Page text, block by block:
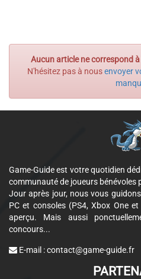
Aucun article ne correspond
N'hésitez pas à nousenvoyer
Game-Guide est votre quotidien
communauté de joueurs bénévoles
Jour après jour, nous vous
PC et consoles (PS4, Xbox One
aperçu. Mais aussi
concours...
E-mail :contact@game-guide.fr